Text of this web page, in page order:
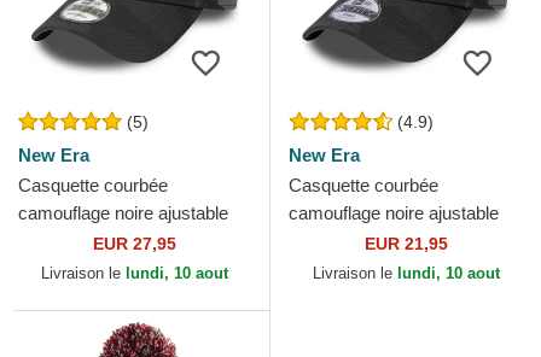
(5)
New Era
Casquette courbée
camouflage noire ajustable
avec logo noir 9FORTY
League Essential New York...
EUR 27,95
Livraison le lundi, 10 aout
(4.9)
New Era
Casquette courbée
camouflage noire ajustable
pour enfant avec logo noir
9FORTY League Essential...
EUR 21,95
Livraison le lundi, 10 aout